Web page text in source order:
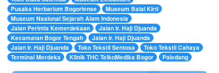
Pusaka Herbarium Bogoriense
Museum Balai Kirti
Museum Nasional Sejarah Alam Indonesia
Jalan Perintis Kemerdekaan
Jalan Ir. Haji Djuanda
Kecamatan Bogor Tengah
Jalan Ir. Haji Djuanda
Jalan Ir. Haji Djuanda
Toko Tekstil Sentosa
Toko Tekstil Cahaya
Terminal Merdeka
Klinik THC TelkoMedika Bogor Paledang